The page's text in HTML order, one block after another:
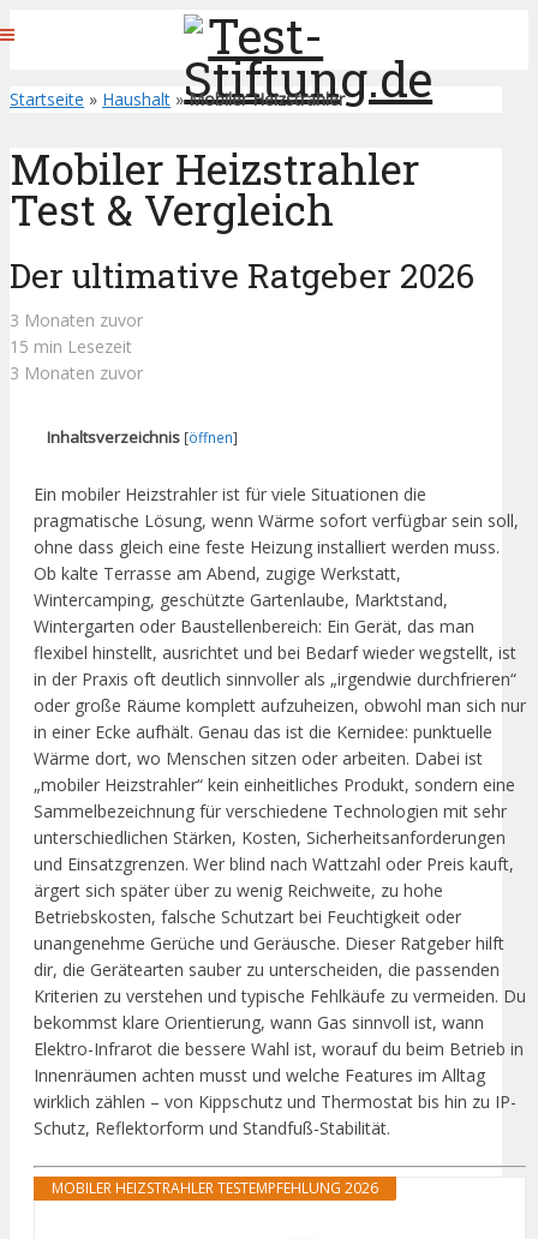
Startseite » Haushalt »Mobiler Heizstrahler
Mobiler Heizstrahler
Test & Vergleich
Der ultimative Ratgeber 2026
3 Monaten zuvor
15 min Lesezeit
3 Monaten zuvor
Inhaltsverzeichnis [öffnen]
Ein mobiler Heizstrahler ist für viele Situationen die
pragmatische Lösung, wenn Wärme sofort verfügbar sein soll,
ohne dass gleich eine feste Heizung installiert werden muss.
Ob kalte Terrasse am Abend, zugige Werkstatt,
Wintercamping, geschützte Gartenlaube, Marktstand,
Wintergarten oder Baustellenbereich: Ein Gerät, das man
flexibel hinstellt, ausrichtet und bei Bedarf wieder wegstellt, ist
in der Praxis oft deutlich sinnvoller als „irgendwie durchfrieren“
oder große Räume komplett aufzuheizen, obwohl man sich nur
in einer Ecke aufhält. Genau das ist die Kernidee: punktuelle
Wärme dort, wo Menschen sitzen oder arbeiten. Dabei ist
„mobiler Heizstrahler“ kein einheitliches Produkt, sondern eine
Sammelbezeichnung für verschiedene Technologien mit sehr
unterschiedlichen Stärken, Kosten, Sicherheitsanforderungen
und Einsatzgrenzen. Wer blind nach Wattzahl oder Preis kauft,
ärgert sich später über zu wenig Reichweite, zu hohe
Betriebskosten, falsche Schutzart bei Feuchtigkeit oder
unangenehme Gerüche und Geräusche. Dieser Ratgeber hilft
dir, die Gerätearten sauber zu unterscheiden, die passenden
Kriterien zu verstehen und typische Fehlkäufe zu vermeiden. Du
bekommst klare Orientierung, wann Gas sinnvoll ist, wann
Elektro-Infrarot die bessere Wahl ist, worauf du beim Betrieb in
Innenräumen achten musst und welche Features im Alltag
wirklich zählen – von Kippschutz und Thermostat bis hin zu IP-
Schutz, Reflektorform und Standfuß-Stabilität.
MOBILER HEIZSTRAHLER TESTEMPFEHLUNG 2026